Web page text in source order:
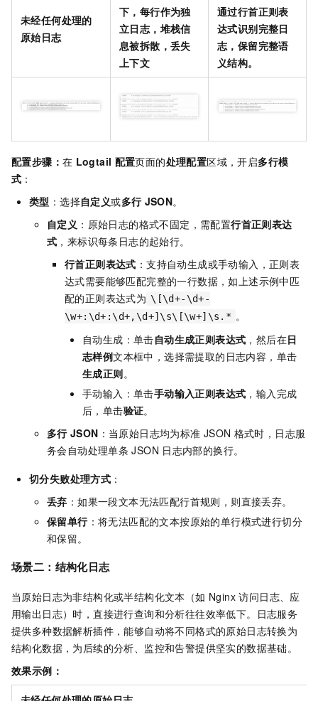
未经任何处理的
原始日志
下，每行作为独
立日志，堆栈信
息被拆散，丢失
上下文
通过行首正则表
达式识别完整日
志，保留完整语
义结构。
配置步骤： 在 Logtail 配置页面的处理配置区域，开启多行模
式 ：
类型 ：选择自定义或多行 JSON。
自定义 ：原始日志的格式不固定，需配置行首正则表达
式 ，来标识每条日志的起始行。
行首正则表达式 ：支持自动生成或手动输入，正则表
达式需要能够匹配完整的一行数据，如上述示例中匹
配的正则表达式为 \[\d+-\d+-
\w+:\d+:\d+,\d+]\s\[\w+]\s.* 。
自动生成：单击自动生成正则表达式 ，然后在日
志样例文本框中，选择需提取的日志内容，单击
生成正则。
手动输入：单击手动输入正则表达式 ，输入完成
后，单击验证。
多行 JSON ：当原始日志均为标准 JSON 格式时，日志服
务会自动处理单条 JSON 日志内部的换行。
切分失败处理方式 ：
丢弃 ：如果一段文本无法匹配行首规则，则直接丢弃。
保留单行：将无法匹配的文本按原始的单行模式进行切分
和保留。
场景二：结构化日志
当原始日志为非结构化或半结构化文本（如 Nginx 访问日志、应
用输出日志）时，直接进行查询和分析往往效率低下。日志服务
提供多种数据解析插件，能够自动将不同格式的原始日志转换为
结构化数据，为后续的分析、监控和告警提供坚实的数据基础。
效果示例：